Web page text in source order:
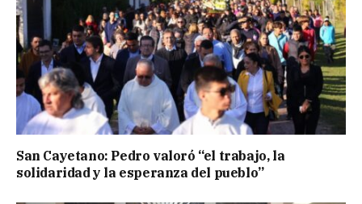
San Cayetano: Pedro valoró “el trabajo, la
solidaridad y la esperanza del pueblo”